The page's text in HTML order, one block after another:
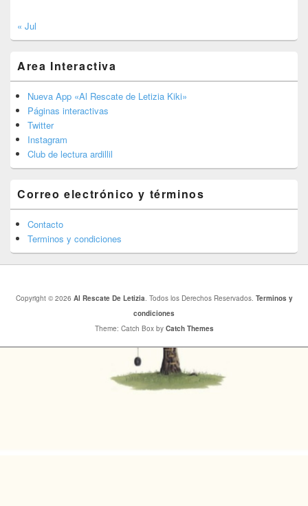
« Jul
Area Interactiva
Nueva App «Al Rescate de Letizia Kiki»
Páginas interactivas
Twitter
Instagram
Club de lectura ardillil
Correo electrónico y términos
Contacto
Terminos y condiciones
Copyright © 2026 Al Rescate De Letizia. Todos los Derechos Reservados. Terminos y
condiciones
Theme: Catch Box by Catch Themes